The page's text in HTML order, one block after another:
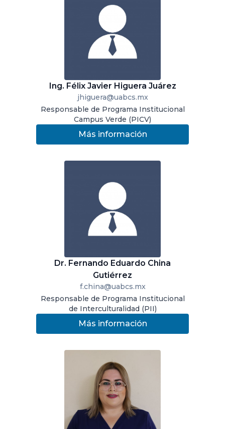
Ing. Félix Javier Higuera Juárez
jhiguera@uabcs.mx
Responsable de Programa Institucional
Campus Verde (PICV)
Más información
Dr. Fernando Eduardo China
Gutiérrez
f.china@uabcs.mx
Responsable de Programa Institucional
de Interculturalidad (PII)
Más información